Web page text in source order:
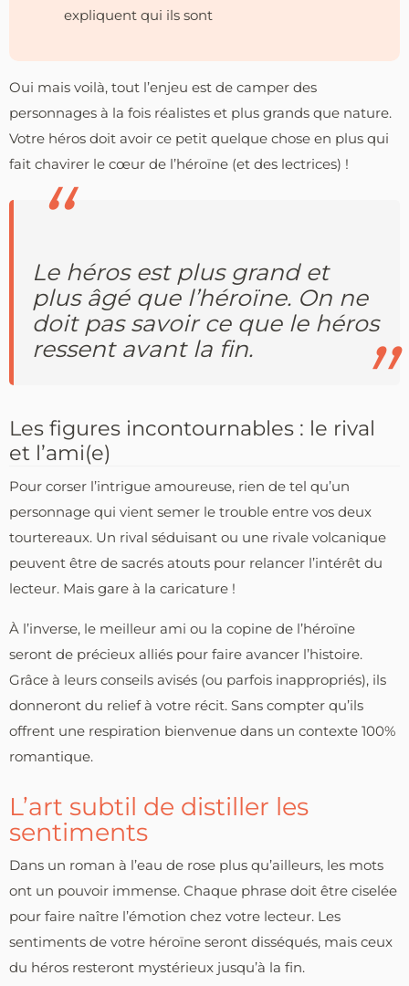
expliquent qui ils sont
Oui mais voilà, tout l’enjeu est de camper des
personnages à la fois réalistes et plus grands que nature.
Votre héros doit avoir ce petit quelque chose en plus qui
fait chavirer le cœur de l’héroïne (et des lectrices) !
Le héros est plus grand et
plus âgé que l’héroïne. On ne
doit pas savoir ce que le héros
ressent avant la fin.
Les figures incontournables : le rival
et l’ami(e)
Pour corser l’intrigue amoureuse, rien de tel qu’un
personnage qui vient semer le trouble entre vos deux
tourtereaux. Un rival séduisant ou une rivale volcanique
peuvent être de sacrés atouts pour relancer l’intérêt du
lecteur. Mais gare à la caricature !
À l’inverse, le meilleur ami ou la copine de l’héroïne
seront de précieux alliés pour faire avancer l’histoire.
Grâce à leurs conseils avisés (ou parfois inappropriés), ils
donneront du relief à votre récit. Sans compter qu’ils
offrent une respiration bienvenue dans un contexte 100%
romantique.
L’art subtil de distiller les
sentiments
Dans un roman à l’eau de rose plus qu’ailleurs, les mots
ont un pouvoir immense. Chaque phrase doit être ciselée
pour faire naître l’émotion chez votre lecteur. Les
sentiments de votre héroïne seront disséqués, mais ceux
du héros resteront mystérieux jusqu’à la fin.